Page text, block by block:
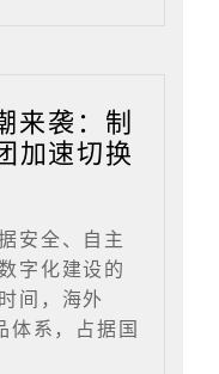
来袭：制
加速切换
安全、自主
字化建设的
间，海外
体系，占据国